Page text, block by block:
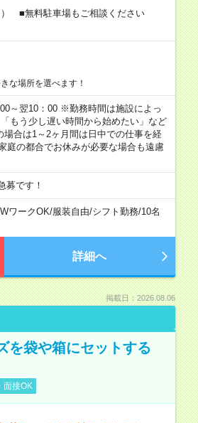
■無料駐車場もご相談ください
な場所を選べます！
～翌10：00 ※勤務時間は施設によっ
もう少し遅い時間から始めたい」など
合は1～2ヶ月間は日中での仕事を経
の都合でお休みが必要な場合も遠慮
です！
ワークOK/服装自由/シフト勤務/10名
詳細へ
掲載日：2026.08.06
を袋や箱にセットする
面接OK